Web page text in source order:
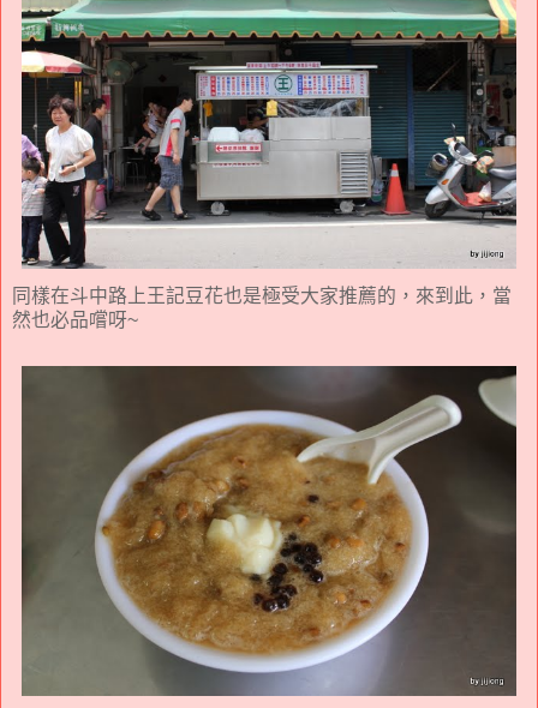
同樣在斗中路上王記豆花也是極受大家推薦的，來到此，當
然也必品嚐呀~